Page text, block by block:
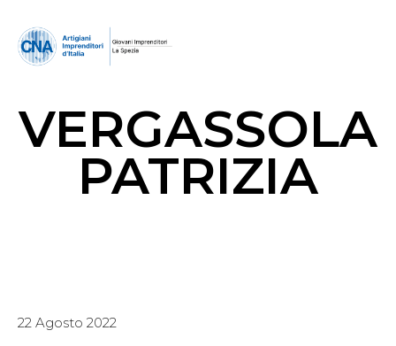
VERGASSOLA
PATRIZIA
22 Agosto 2022